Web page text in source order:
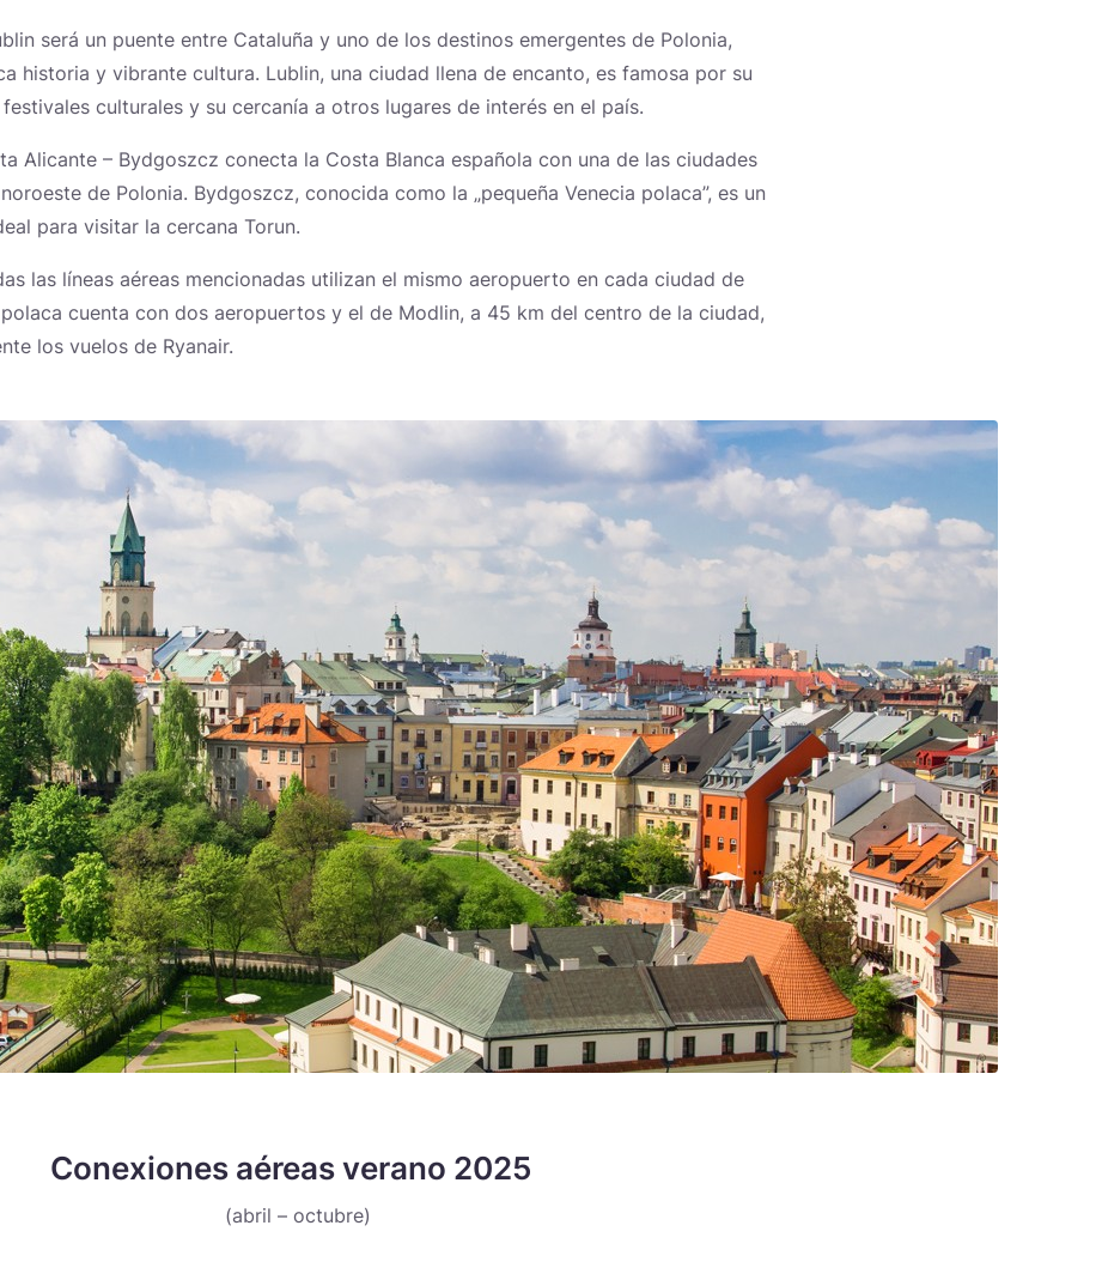
será un puente entre Cataluña y uno de los destinos emergentes de Polonia,
historia y vibrante cultura. Lublin, una ciudad llena de encanto, es famosa por su
culturales y su cercanía a otros lugares de interés en el país.
Alicante – Bydgoszcz conecta la Costa Blanca española con una de las ciudades
de Polonia. Bydgoszcz, conocida como la „pequeña Venecia polaca”, es un
para visitar la cercana Torun.
las líneas aéreas mencionadas utilizan el mismo aeropuerto en cada ciudad de
cuenta con dos aeropuertos y el de Modlin, a 45 km del centro de la ciudad,
los vuelos de Ryanair.
Conexiones aéreas verano 2025
(abril – octubre)